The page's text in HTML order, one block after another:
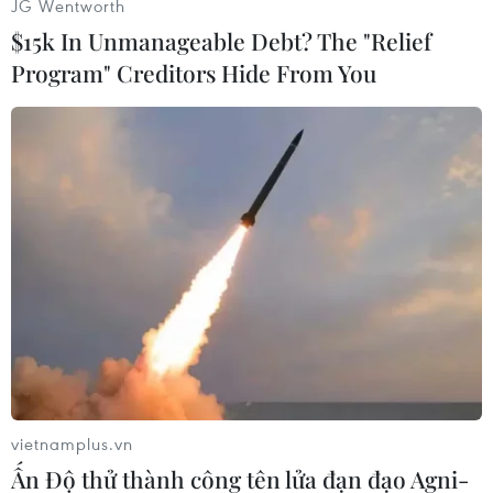
khí hậu; phù hợp với bối cảnh hội nhập quốc tế,
các cam kết trong các điều ước quốc tế đa
phương và song phương mà Việt Nam là thành
Chủ tịch UBND tỉnh Nguyễn Đình Xứng phát biểu kết luận tại hội
JG Wentworth
$15k In Unmanageable Debt? The "Relief
Program" Creditors Hide From You
vietnamplus.vn
Ấn Độ thử thành công tên lửa đạn đạo Agni-